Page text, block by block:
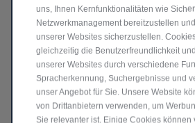
uns, Ihnen Kernfunktionalitäten wie
Netzwerkmanagement bereitzustellen
unserer Websites sicherzustellen.
gleichzeitig die Benutzerfreundlichkeit
unserer Websites durch verschiedene
Spracherkennung, Suchergebnisse und
unser Angebot für Sie. Unsere Website
von Drittanbietern verwenden, um
Sie relevanter ist. Einige Cookies können